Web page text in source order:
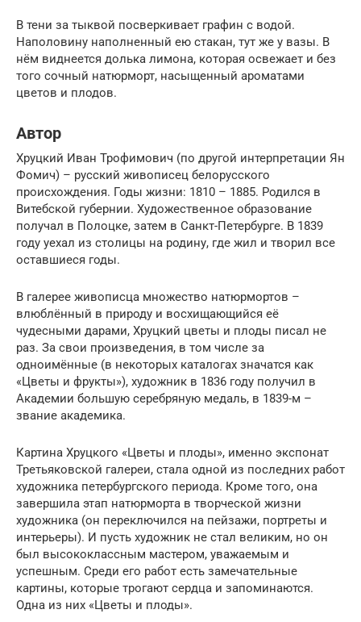
В тени за тыквой посверкивает графин с водой.
Наполовину наполненный ею стакан, тут же у вазы. В
нём виднеется долька лимона, которая освежает и без
того сочный натюрморт, насыщенный ароматами
цветов и плодов.
Автор
Хруцкий Иван Трофимович (по другой интерпретации Ян
Фомич) – русский живописец белорусского
происхождения. Годы жизни: 1810 – 1885. Родился в
Витебской губернии. Художественное образование
получал в Полоцке, затем в Санкт-Петербурге. В 1839
году уехал из столицы на родину, где жил и творил все
оставшиеся годы.
В галерее живописца множество натюрмортов –
влюблённый в природу и восхищающийся её
чудесными дарами, Хруцкий цветы и плоды писал не
раз. За свои произведения, в том числе за
одноимённые (в некоторых каталогах значатся как
«Цветы и фрукты»), художник в 1836 году получил в
Академии большую серебряную медаль, в 1839-м –
звание академика.
Картина Хруцкого «Цветы и плоды», именно экспонат
Третьяковской галереи, стала одной из последних работ
художника петербургского периода. Кроме того, она
завершила этап натюрморта в творческой жизни
художника (он переключился на пейзажи, портреты и
интерьеры). И пусть художник не стал великим, но он
был высококлассным мастером, уважаемым и
успешным. Среди его работ есть замечательные
картины, которые трогают сердца и запоминаются.
Одна из них «Цветы и плоды».